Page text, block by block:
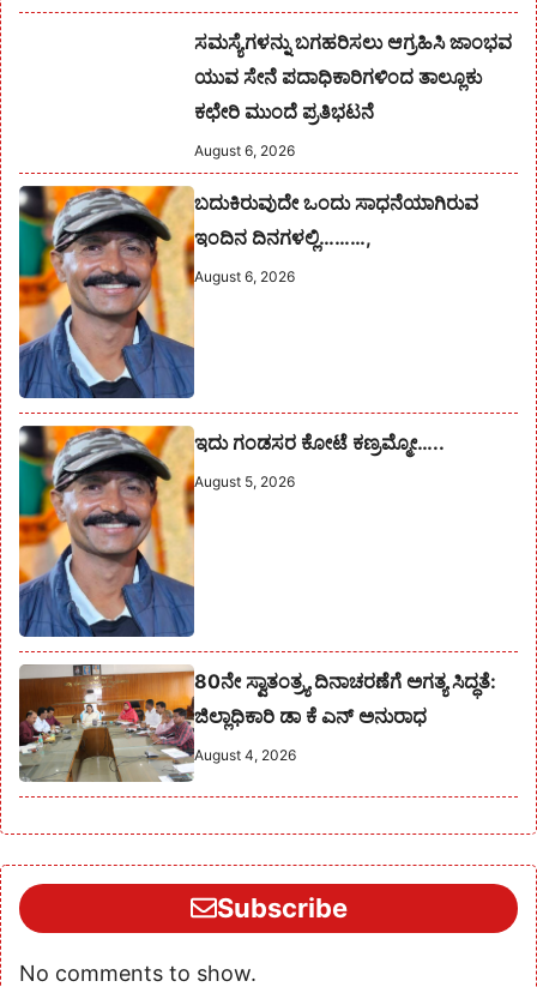
ಸಮಸ್ಯೆಗಳನ್ನು ಬಗಹರಿಸಲು ಆಗ್ರಹಿಸಿ ಜಾಂಭವ
ಯುವ ಸೇನೆ ಪದಾಧಿಕಾರಿಗಳಿಂದ ತಾಲ್ಲೂಕು
ಕಛೇರಿ ಮುಂದೆ ಪ್ರತಿಭಟನೆ
August 6, 2026
ಬದುಕಿರುವುದೇ ಒಂದು ಸಾಧನೆಯಾಗಿರುವ
ಇಂದಿನ ದಿನಗಳಲ್ಲಿ………,
August 6, 2026
ಇದು ಗಂಡಸರ ಕೋಟೆ ಕಣ್ರಮ್ಮೋ…..
August 5, 2026
80ನೇ ಸ್ವಾತಂತ್ರ್ಯ ದಿನಾಚರಣೆಗೆ ಅಗತ್ಯ ಸಿದ್ಧತೆ:
ಜಿಲ್ಲಾಧಿಕಾರಿ ಡಾ ಕೆ ಎನ್ ಅನುರಾಧ
August 4, 2026
Subscribe
No comments to show.